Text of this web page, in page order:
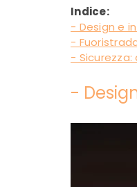
Indice:
- Design e
-
-
-